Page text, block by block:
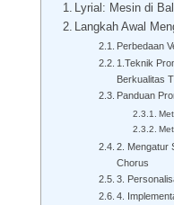
Lyrial: Mesin di
Langkah Awal
Perbedaan
1.Teknik
Berkualitas
Panduan
2. Mengatur
Chorus
3.
4.